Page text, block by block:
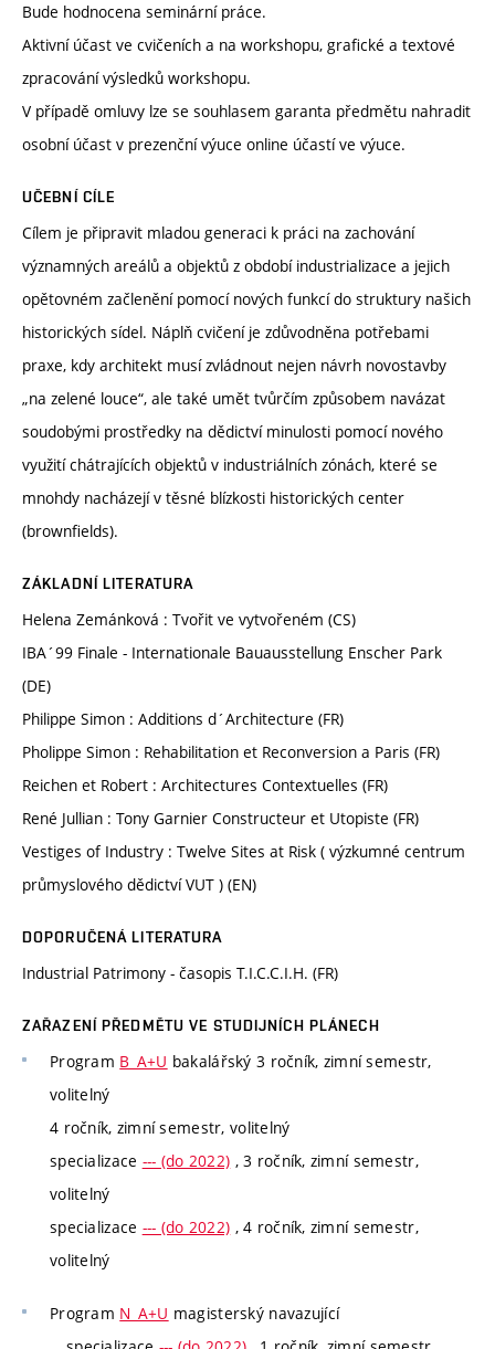
Bude hodnocena seminární práce.
Aktivní účast ve cvičeních a na workshopu, grafické a textové
zpracování výsledků workshopu.
V případě omluvy lze se souhlasem garanta předmětu nahradit
osobní účast v prezenční výuce online účastí ve výuce.
UČEBNÍ CÍLE
Cílem je připravit mladou generaci k práci na zachování
významných areálů a objektů z období industrializace a jejich
opětovném začlenění pomocí nových funkcí do struktury našich
historických sídel. Náplň cvičení je zdůvodněna potřebami
praxe, kdy architekt musí zvládnout nejen návrh novostavby
„na zelené louce“, ale také umět tvůrčím způsobem navázat
soudobými prostředky na dědictví minulosti pomocí nového
využití chátrajících objektů v industriálních zónách, které se
mnohdy nacházejí v těsné blízkosti historických center
(brownfields).
ZÁKLADNÍ LITERATURA
Helena Zemánková : Tvořit ve vytvořeném (CS)
IBA´99 Finale - Internationale Bauausstellung Enscher Park
(DE)
Philippe Simon : Additions d´Architecture (FR)
Pholippe Simon : Rehabilitation et Reconversion a Paris (FR)
Reichen et Robert : Architectures Contextuelles (FR)
René Jullian : Tony Garnier Constructeur et Utopiste (FR)
Vestiges of Industry : Twelve Sites at Risk ( výzkumné centrum
průmyslového dědictví VUT ) (EN)
DOPORUČENÁ LITERATURA
Industrial Patrimony - časopis T.I.C.C.I.H. (FR)
ZAŘAZENÍ PŘEDMĚTU VE STUDIJNÍCH PLÁNECH
Program B_A+U bakalářský 3 ročník, zimní semestr,
volitelný
4 ročník, zimní semestr, volitelný
specializace --- (do 2022) , 3 ročník, zimní semestr,
volitelný
specializace --- (do 2022) , 4 ročník, zimní semestr,
volitelný
Program N_A+U magisterský navazující